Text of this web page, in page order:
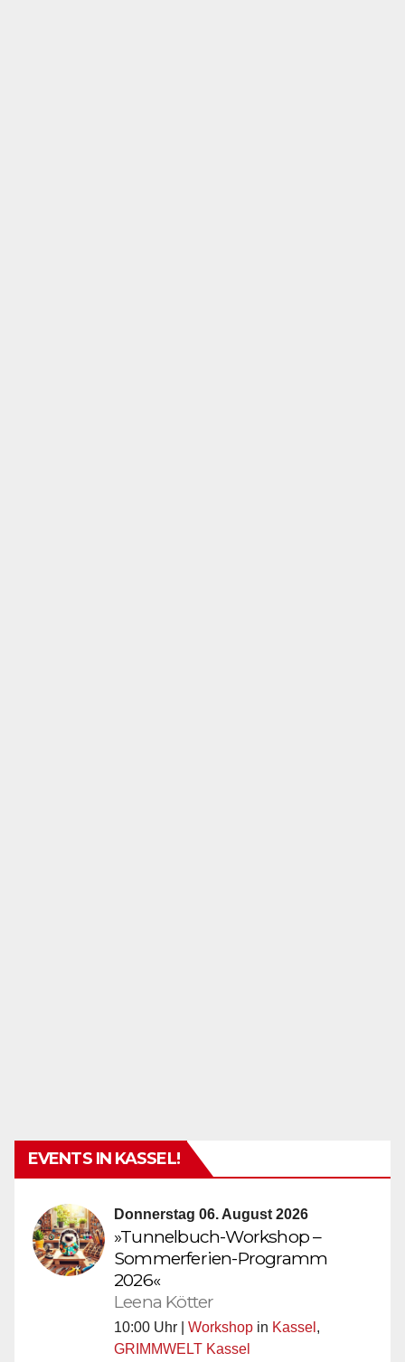
EVENTS IN KASSEL!
Donnerstag 06. August 2026
»Tunnelbuch-Workshop –
Sommerferien-Programm
2026«
Leena Kötter
10:00 Uhr | Workshop in Kassel ,
GRIMMWELT Kassel